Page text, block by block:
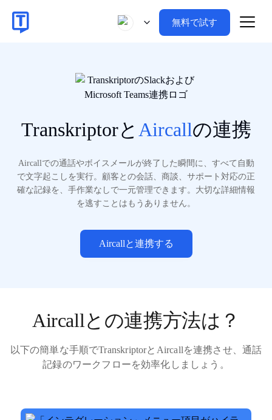
無料で試す
Transkriptorと Aircallの連携
Aircallでの通話やボイスメールが終了した瞬間に、すべて自動
で文字起こしを実行。顧客との会話、商談、サポート対応の正
確な記録を、手作業なしで一元管理できます。大切な詳細情報
を逃すことはもうありません。
Aircallと連携する
Aircallとの連携方法は？
以下の簡単な手順でTranskriptorとAircallを連携させ、通話
記録のワークフローを効率化しましょう。